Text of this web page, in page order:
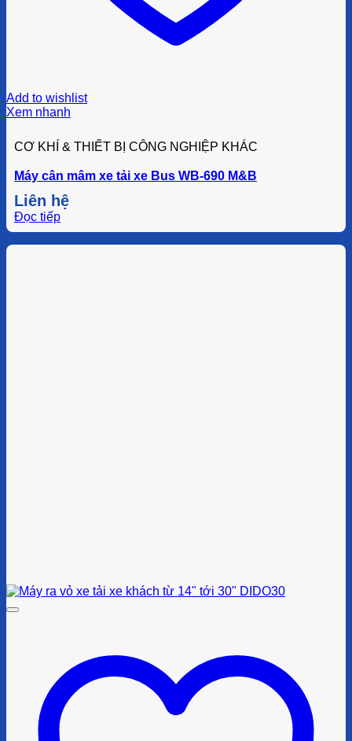
Add to wishlist
Xem nhanh
CƠ KHÍ & THIẾT BỊ CÔNG NGHIỆP KHÁC
Máy cân mâm xe tải xe Bus WB-690 M&B
Liên hệ
Đọc tiếp